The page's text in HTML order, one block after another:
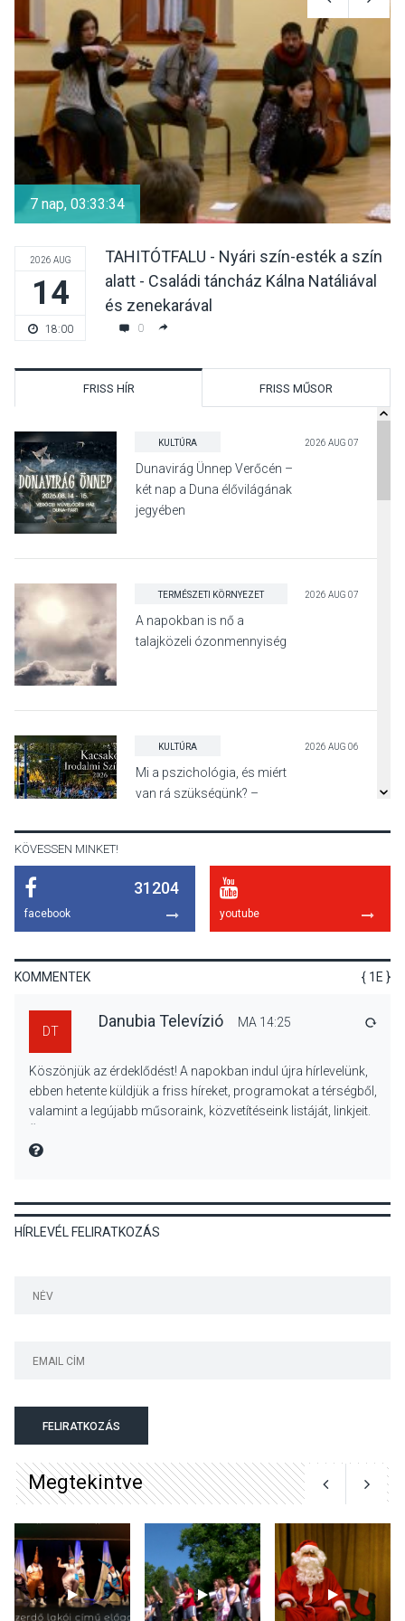
7 nap, 03:33:33
2026 AUG
14
18:00
TAHITÓTFALU - Nyári szín-esték a szín
alatt - Családi táncház Kálna Natáliával
és zenekarával
0
FRISS HÍR FRISS MŰSOR
KULTÚRA 2026 AUG 07
Dunavirág Ünnep Verőcén –
két nap a Duna élővilágának
jegyében
TERMÉSZETI KÖRNYEZET 2026 AUG 07
A napokban is nő a
talajközeli ózonmennyiség
KULTÚRA 2026 AUG 06
Mi a pszichológia, és miért
van rá szükségünk? –
Irodalmi Színpadon
Különleges csillagles lesz
Majorban
Színek, közösség és
hagyomány – kiállítás
nyitotta meg az idei Irány
KULTÚRA 2026 AUG 05
Mordái folk-rock koncert
KÖZÉLET 2026 AUG 05
Szeptembertől emelkednek
a parkolási díjak
Szentendrén
KÖVESSEN MINKET!
31204
facebook youtube
KOMMENTEK { 1E }
DT
Danubia Televízió MA 14:25
Köszönjük az érdeklődést! A napokban indul újra hírlevelünk,
ebben hetente küldjük a friss híreket, programokat a térségből,
valamint a legújabb műsoraink, közvetítéseink listáját, linkjeit.
MIRE MONDTA
HÍRLEVÉL FELIRATKOZÁS
FELIRATKOZÁS
Megtekintve